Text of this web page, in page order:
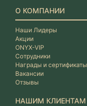
О КОМПАНИИ
Наши Лидеры
Акции
ONYX-VIP
Сотрудники
Награды и сертификаты
Вакансии
Отзывы
НАШИМ КЛИЕНТАМ